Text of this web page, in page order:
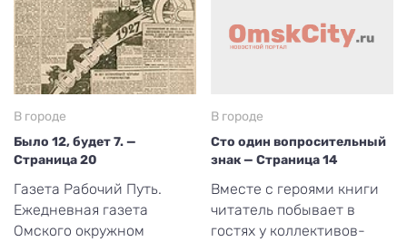
В городе
Было 12, будет 7. —
Страница 20
Газета Рабочий Путь.
Ежедневная газета
Омского окружном
В городе
Сто один вопросительный
знак — Страница 14
Вместе с героями книги
читатель побывает в
гостях у коллективов-